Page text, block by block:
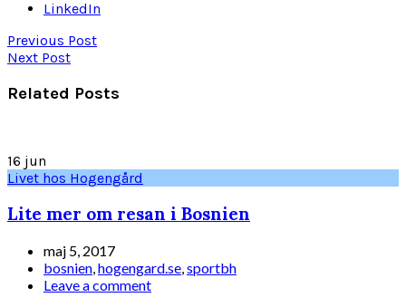
LinkedIn
Previous Post
Next Post
Related Posts
16 jun
Livet hos Hogengård
Lite mer om resan i Bosnien
maj 5, 2017
bosnien,hogengard.se,sportbh
Leave a comment